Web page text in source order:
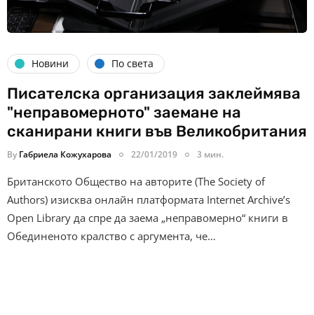
Новини По света
Писателска организация заклеймява
"неправомерното" заемане на
сканирани книги във Великобритания
By Габриела Кожухарова 22/01/2019 3 мин.
Британското Общество на авторите (The Society of
Authors) изисква онлайн платформата Internet Archive’s
Open Library да спре да заема „неправомерно“ книги в
Обединеното кралство с аргумента, че…